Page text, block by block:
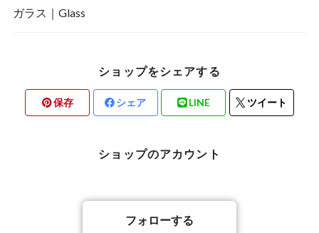
ガラス｜Glass
ショップをシェアする
保存 シェア LINE ツイート
ショップのアカウント
フォローする